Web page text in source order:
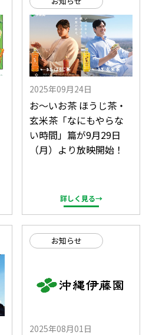
2025年09月24日
お～いお茶 ほうじ茶・
玄米茶「なにもやらな
い時間」篇が9月29日
（月）より放映開始！
詳しく見る→
お知らせ
2025年08月01日